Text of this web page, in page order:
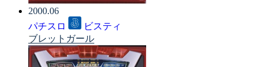
2000.06
パチスロ
ビスティ
ブレットガール